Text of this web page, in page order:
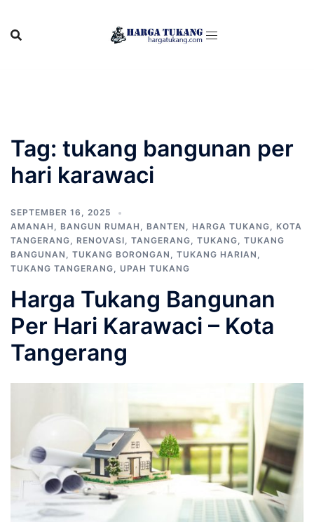
content
Tag: tukang bangunan per
hari karawaci
SEPTEMBER 16, 2025
AMANAH , BANGUN RUMAH , BANTEN , HARGA TUKANG, KOTA
TANGERANG, RENOVASI, TANGERANG, TUKANG, TUKANG
BANGUNAN , TUKANG BORONGAN , TUKANG HARIAN ,
TUKANG TANGERANG, UPAH TUKANG
Harga Tukang Bangunan
Per Hari Karawaci – Kota
Tangerang